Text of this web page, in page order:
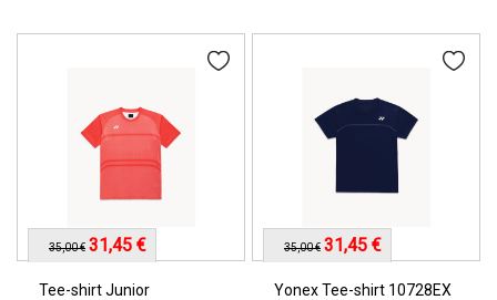
Tee-shirt Junior
35,00 € 31,45 €
Yonex Tee-shirt 10728EX
35,00 € 31,45 €